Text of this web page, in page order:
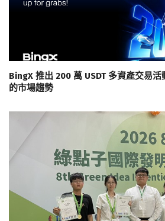
BingX 推出 200 萬 USDT 多資產交易
的市場趨勢